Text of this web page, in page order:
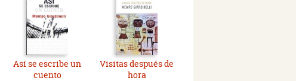
Así se escribe un
cuento
Visitas después de
hora